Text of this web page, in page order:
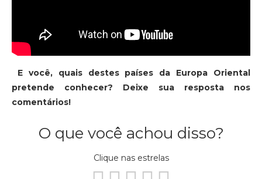
E você, quais destes países da Europa Oriental
pretende conhecer? Deixe sua resposta nos
comentários!
O que você achou disso?
Clique nas estrelas